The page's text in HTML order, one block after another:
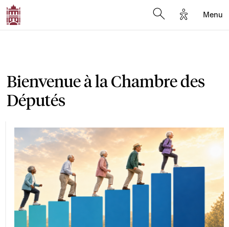
Options
Menu
Bienvenue à la Chambre des
Députés